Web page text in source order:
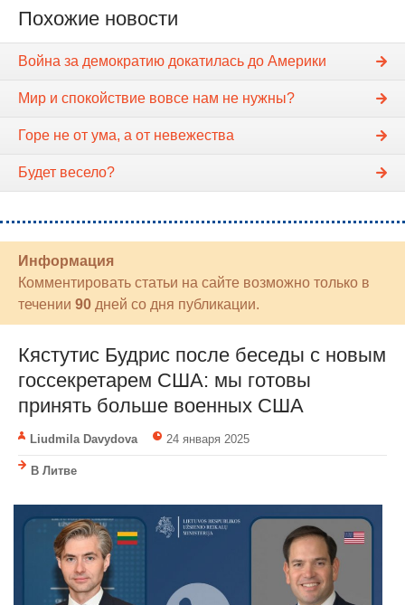
Похожие новости
Война за демократию докатилась до Америки
Мир и спокойствие вовсе нам не нужны?
Горе не от ума, а от невежества
Будет весело?
Информация
Комментировать статьи на сайте возможно только в
течении 90 дней со дня публикации.
Кястутис Будрис после беседы с новым
госсекретарем США: мы готовы
принять больше военных США
Liudmila Davydova 24 января 2025
В Литве